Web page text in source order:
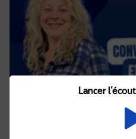
Lancer